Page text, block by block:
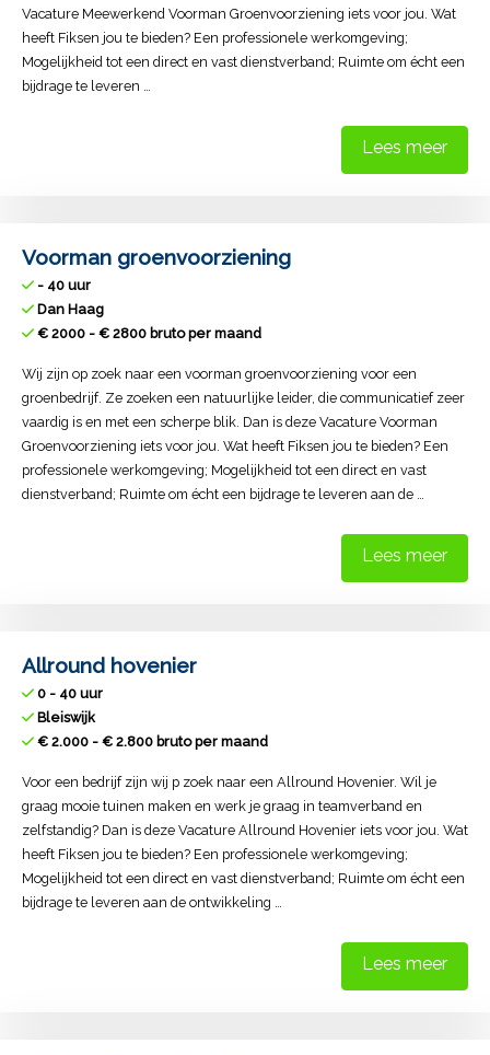
Vacature Meewerkend Voorman Groenvoorziening iets voor jou. Wat
heeft Fiksen jou te bieden? Een professionele werkomgeving;
Mogelijkheid tot een direct en vast dienstverband; Ruimte om écht een
bijdrage te leveren …
Lees meer
Voorman groenvoorziening
- 40 uur
Dan Haag
€ 2000 - € 2800 bruto per maand
Wij zijn op zoek naar een voorman groenvoorziening voor een
groenbedrijf. Ze zoeken een natuurlijke leider, die communicatief zeer
vaardig is en met een scherpe blik. Dan is deze Vacature Voorman
Groenvoorziening iets voor jou. Wat heeft Fiksen jou te bieden? Een
professionele werkomgeving; Mogelijkheid tot een direct en vast
dienstverband; Ruimte om écht een bijdrage te leveren aan de …
Lees meer
Allround hovenier
0 - 40 uur
Bleiswijk
€ 2.000 - € 2.800 bruto per maand
Voor een bedrijf zijn wij p zoek naar een Allround Hovenier. Wil je
graag mooie tuinen maken en werk je graag in teamverband en
zelfstandig? Dan is deze Vacature Allround Hovenier iets voor jou. Wat
heeft Fiksen jou te bieden? Een professionele werkomgeving;
Mogelijkheid tot een direct en vast dienstverband; Ruimte om écht een
bijdrage te leveren aan de ontwikkeling …
Lees meer